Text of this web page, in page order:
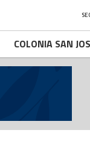
COLONIA SAN